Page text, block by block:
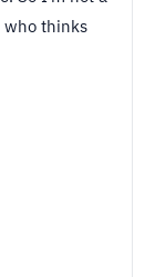
who thinks